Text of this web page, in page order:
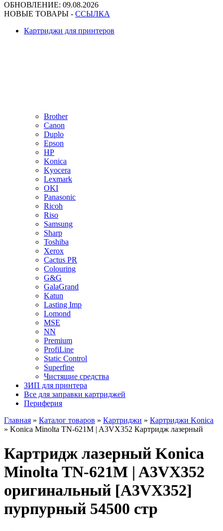
ОБНОВЛЕНИЕ: 09.08.2026
НОВЫЕ ТОВАРЫ - ССЫЛКА
Картриджи для принтеров
Brother
Canon
Duplo
Epson
HP
Konica
Kyocera
Lexmark
OKI
Panasonic
Ricoh
Riso
Samsung
Sharp
Toshiba
Xerox
Cactus PR
Colouring
G&G
GalaGrand
Katun
Lasting Imp
Lomond
MSE
NN
Premium
ProfiLine
Static Control
Superfine
Чистящие средства
ЗИП для принтера
Все для заправки картриджей
Периферия
Главная » Каталог товаров » Картриджи » Картриджи Konica
» Konica Minolta TN-621M | A3VX352 Картридж лазерный
Картридж лазерный Konica
Minolta TN-621M | A3VX352
оригинальный [A3VX352]
пурпурный 54500 стр